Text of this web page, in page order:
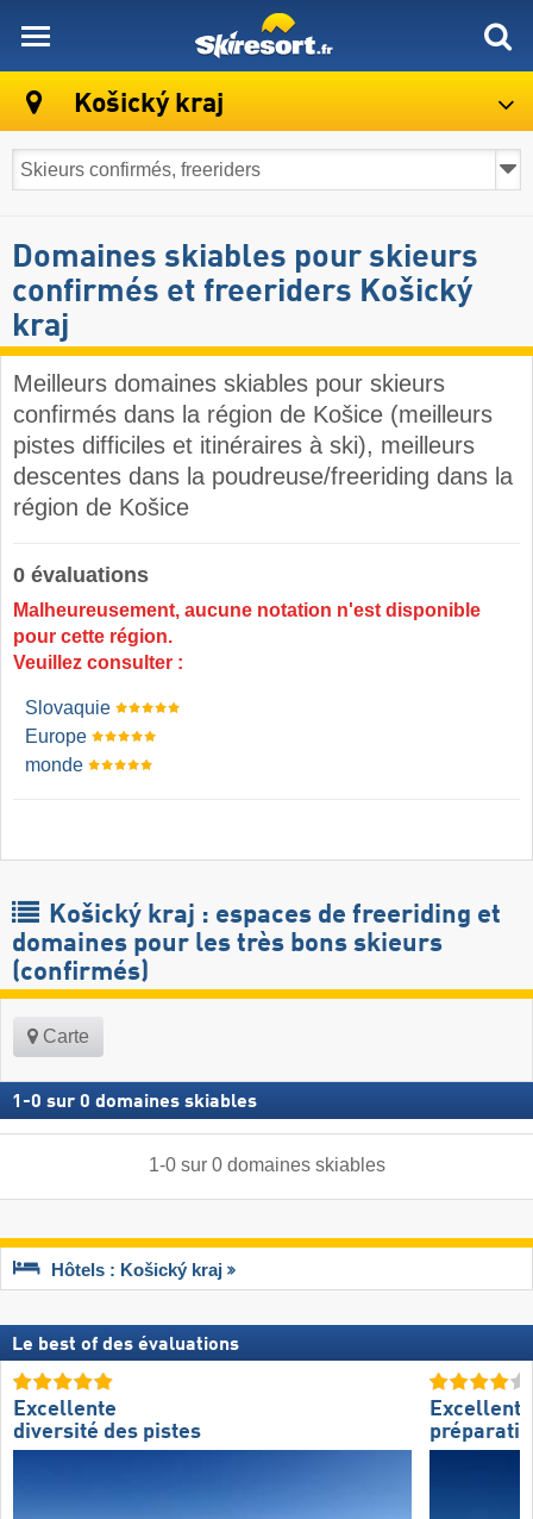
Košický kraj
Domaines skiables pour skieurs
confirmés et freeriders Košický
kraj
Meilleurs domaines skiables pour skieurs
confirmés dans la région de Košice (meilleurs
pistes difficiles et itinéraires à ski), meilleurs
descentes dans la poudreuse/freeriding dans la
région de Košice
0 évaluations
Malheureusement, aucune notation n'est disponible
pour cette région.
Veuillez consulter :
Slovaquie
Europe
monde
Košický kraj : espaces de freeriding et
domaines pour les très bons skieurs
(confirmés)
Carte
1 -0 sur 0 domaines skiables
1-0sur 0 domaines skiables
Hôtels : Košický kraj
Le best of des évaluations
Excellente
diversité des pistes
Excellente